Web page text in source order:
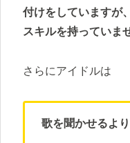
付けをしていますが
スキルを持っていま
さらにアイドルは
歌を聞かせるよ